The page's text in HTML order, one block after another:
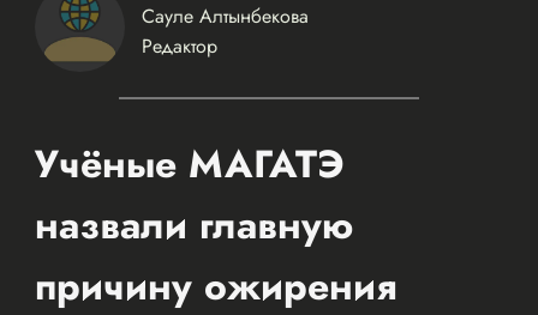
Сауле Алтынбекова
Редактор
Учёные МАГАТЭ
назвали главную
причину ожирения